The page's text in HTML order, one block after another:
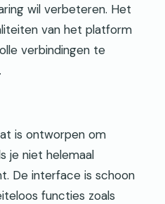
wil verbeteren. Het
van het platform
verbindingen te
is ontworpen om
je niet helemaal
De interface is schoon
functies zoals